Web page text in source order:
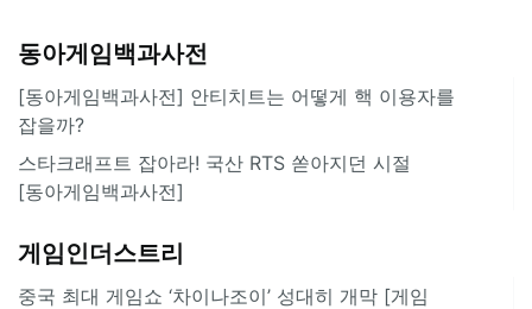
동아게임백과사전
[동아게임백과사전] 안티치트는 어떻게 핵 이용자를
잡을까?
스타크래프트 잡아라! 국산 RTS 쏟아지던 시절
[동아게임백과사전]
게임인더스트리
중국 최대 게임쇼 ‘차이나조이’ 성대히 개막 [게임